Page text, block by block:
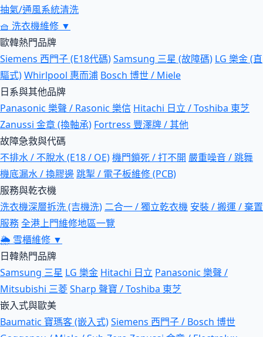
抽氣/通風系統清洗
🧺 洗衣機維修 ▼
歐韓熱門品牌
Siemens 西門子 (E18代碼)Samsung 三星 (故障碼) LG 樂金 (直
驅式)Whirlpool 惠而浦 Bosch 博世 / Miele
日系與其他品牌
Panasonic 樂聲 / Rasonic 樂信 Hitachi 日立 / Toshiba 東芝
Zanussi 金章 (換軸承) Fortress 豐澤牌 / 其他
故障急救與代碼
不排水 / 不脫水 (E18 / OE)機門鎖死 / 打不開 嚴重噪音 / 跳舞
機底漏水 / 換膠邊跳掣 / 電子板維修 (PCB)
服務與乾衣機
洗衣機深層拆洗 (吉機洗) 二合一 / 獨立乾衣機 安裝 / 搬運 / 棄置
服務全港上門維修地區一覽
🌦 雪櫃維修 ▼
日韓熱門品牌
Samsung 三星 LG 樂金 Hitachi 日立 Panasonic 樂聲 /
Mitsubishi 三菱Sharp 聲寶 / Toshiba 東芝
嵌入式與歐美
Baumatic 寶瑪客 (嵌入式)Siemens 西門子 / Bosch 博世